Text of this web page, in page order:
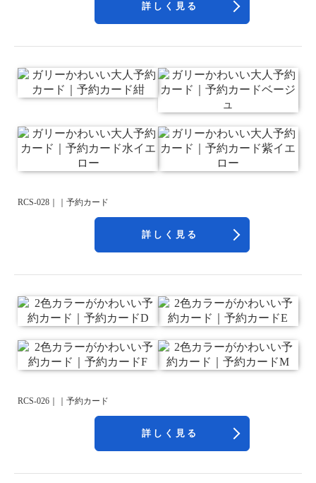
詳しく見る
RCS-028｜｜予約カード
詳しく見る
RCS-026｜｜予約カード
詳しく見る